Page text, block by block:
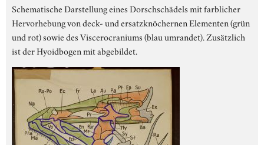
Schematische Darstellung eines Dorschschädels mit farblicher
Hervorhebung von deck- und ersatzknöchernen Elementen (grün
und rot) sowie des Viscerocraniums (blau umrandet). Zusätzlich
ist der Hyoidbogen mit abgebildet.